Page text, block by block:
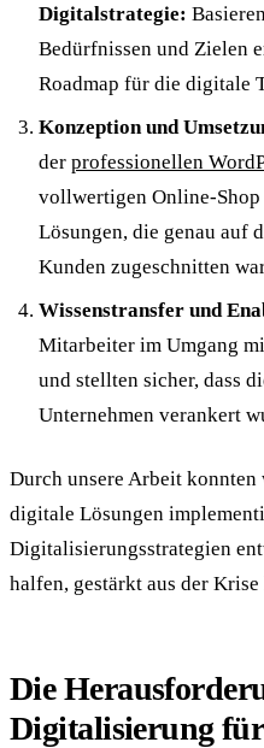
Digitalstrategie:
Bedürfnissen und Zielen
Roadmap für die digitale
Konzeption und
der professionellen
vollwertigen Online-
Lösungen, die genau auf
Kunden zugeschnitten
Wissenstransfer und
Mitarbeiter im Umgang
und stellten sicher, dass
Unternehmen verankert
Durch unsere Arbeit
digitale Lösungen
Digitalisierungsstrategien
halfen, gestärkt aus der
Die
Digitalisierung